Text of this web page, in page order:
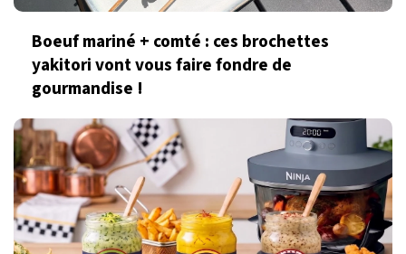
Boeuf mariné + comté : ces brochettes
yakitori vont vous faire fondre de
gourmandise !